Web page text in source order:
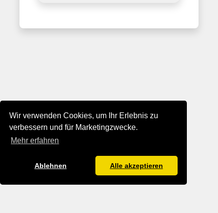
Wir verwenden Cookies, um Ihr Erlebnis zu
verbessern und für Marketingzwecke.
Mehr erfahren
Ablehnen Alle akzeptieren